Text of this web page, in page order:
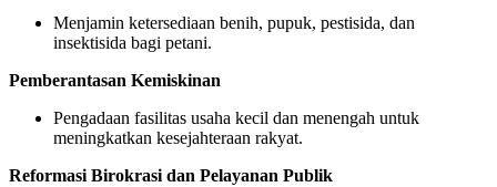
Menjamin ketersediaan benih, pupuk, pestisida, dan
insektisida bagi petani.
Pemberantasan Kemiskinan
Pengadaan fasilitas usaha kecil dan menengah untuk
meningkatkan kesejahteraan rakyat.
Reformasi Birokrasi dan Pelayanan Publik